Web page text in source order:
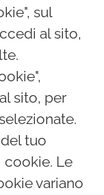
sul
al sito,
sito, per
tuo
cookie. Le
variano